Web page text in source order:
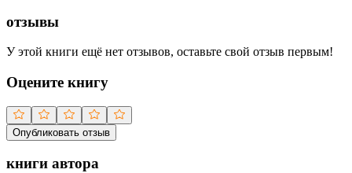
отзывы
У этой книги ещё нет отзывов, оставьте свой отзыв первым!
Оцените книгу
Опубликовать отзыв
книги автора